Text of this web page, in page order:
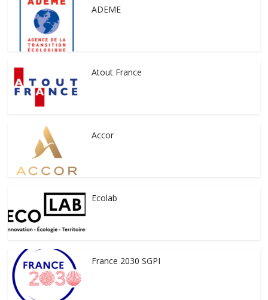
ADEME
Atout France
Accor
Ecolab
France 2030 SGPI